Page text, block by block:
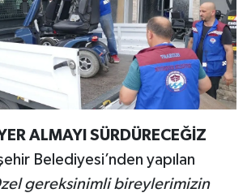
ALMAYI SÜRDÜRECEĞİZ
Belediyesi’nden yapılan
gereksinimli bireylerimizin